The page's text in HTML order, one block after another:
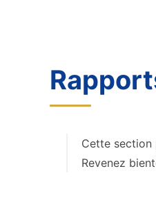
Cette section
Revenez